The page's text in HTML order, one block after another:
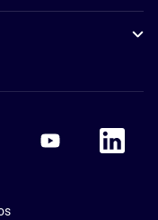
PinterestAccor Youtube
Accor